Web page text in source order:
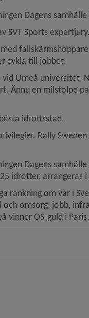
Dagens
SVT Sports expertjury.
cykla till jobbet.
Umeå universitet,
Ännu en milstolpe
idrottsstad.
Rally
Dagens
idrotter, arrangeras i
rankning om var i
omsorg, jobb,
vinner OS-guld i